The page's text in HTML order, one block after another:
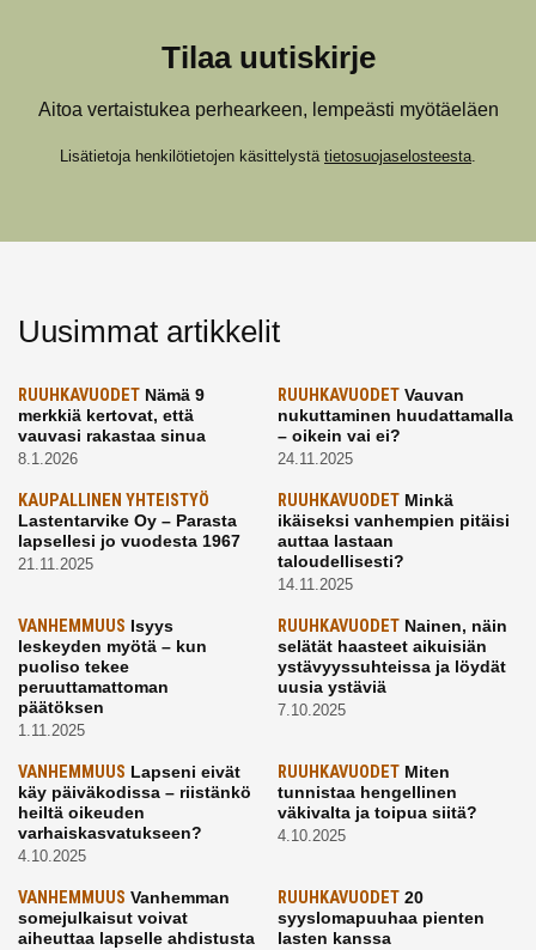
Tilaa uutiskirje
Aitoa vertaistukea perhearkeen, lempeästi myötäeläen
Lisätietoja henkilötietojen käsittelystä tietosuojaselosteesta.
Uusimmat artikkelit
RUUHKAVUODET Nämä 9
merkkiä kertovat, että
vauvasi rakastaa sinua
8.1.2026
RUUHKAVUODETVauvan
nukuttaminen huudattamalla
– oikein vai ei?
24.11.2025
KAUPALLINEN YHTEISTYÖ
Lastentarvike Oy – Parasta
lapsellesi jo vuodesta 1967
21.11.2025
RUUHKAVUODETMinkä
ikäiseksi vanhempien pitäisi
auttaa lastaan
taloudellisesti?
14.11.2025
VANHEMMUUS Isyys
leskeyden myötä – kun
puoliso tekee
peruuttamattoman
päätöksen
1.11.2025
RUUHKAVUODETNainen, näin
selätät haasteet aikuisiän
ystävyyssuhteissa ja löydät
uusia ystäviä
7.10.2025
VANHEMMUUS Lapseni eivät
käy päiväkodissa – riistänkö
heiltä oikeuden
varhaiskasvatukseen?
4.10.2025
RUUHKAVUODETMiten
tunnistaa hengellinen
väkivalta ja toipua siitä?
4.10.2025
VANHEMMUUS Vanhemman
somejulkaisut voivat
aiheuttaa lapselle ahdistusta
RUUHKAVUODET20
syyslomapuuhaa pienten
lasten kanssa